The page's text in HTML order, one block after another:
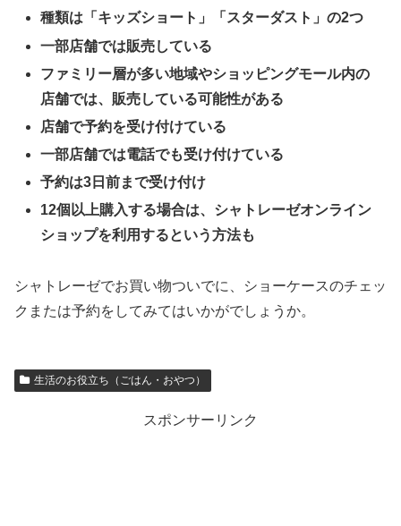
種類は「キッズショート」「スターダスト」の2つ
一部店舗では販売している
ファミリー層が多い地域やショッピングモール内の
店舗では、販売している可能性がある
店舗で予約を受け付けている
一部店舗では電話でも受け付けている
予約は3日前まで受け付け
12個以上購入する場合は、シャトレーゼオンライン
ショップを利用するという方法も
シャトレーゼでお買い物ついでに、ショーケースのチェッ
クまたは予約をしてみてはいかがでしょうか。
生活のお役立ち（ごはん・おやつ）
スポンサーリンク